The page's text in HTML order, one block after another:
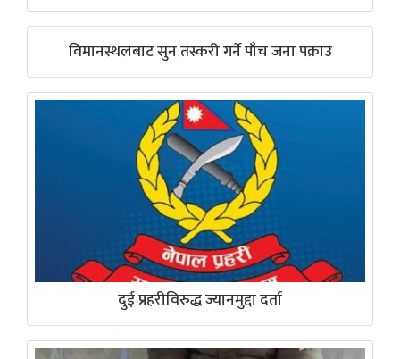
विमानस्थलबाट सुन तस्करी गर्ने पाँच जना पक्राउ
दुई प्रहरीविरुद्ध ज्यानमुद्दा दर्ता